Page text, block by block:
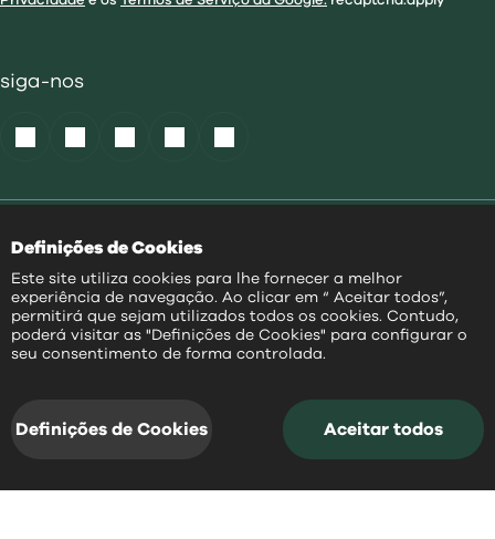
Definições de Cookies
Este site utiliza cookies para lhe fornecer a melhor
experiência de navegação. Ao clicar em “ Aceitar todos”,
permitirá que sejam utilizados todos os cookies. Contudo,
poderá visitar as "Definições de Cookies" para configurar o
seu consentimento de forma controlada.
Definições de Cookies Aceitar todos
siga-nos
Acessibilidade
Política Privacidade
Aviso Transparência
Mapa do Site